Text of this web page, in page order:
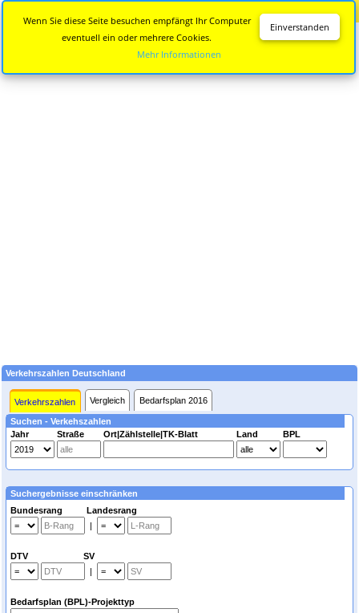
Verkehrszahlen Deutschland
Verkehrszahlen Vergleich Bedarfsplan 2016
Suchen - Verkehszahlen
Jahr
Straße Ort|Zählstelle|TK-Blatt Land BPL
Suchergebnisse einschränken
Bundesrang Landesrang
|
DTV SV
|
Bedarfsplan (BPL)-Projekttyp
Einverstanden
Wenn Sie diese Seite besuchen empfängt Ihr Computer
eventuell ein oder mehrere Cookies.
Mehr Informationen